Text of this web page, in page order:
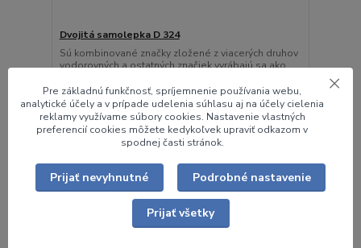
Dvojitá samolepka D 324
Sú kombinované značky zložené z viacerých druhov
vodorovných a ostatných značiek vyrábajú sa ako ...
0,74 €/ ks
0,60 €bez DPH
Zvoliť variant
Pre základnú funkčnosť, spríjemnenie používania webu,
analytické účely a v prípade udelenia súhlasu aj na účely cielenia
reklamy využívame súbory cookies. Nastavenie vlastných
preferencií cookies môžete kedykoľvek upraviť odkazom v
spodnej časti stránok.
Prijať nevyhnutné Podrobné nastavenie
Prijať všetky